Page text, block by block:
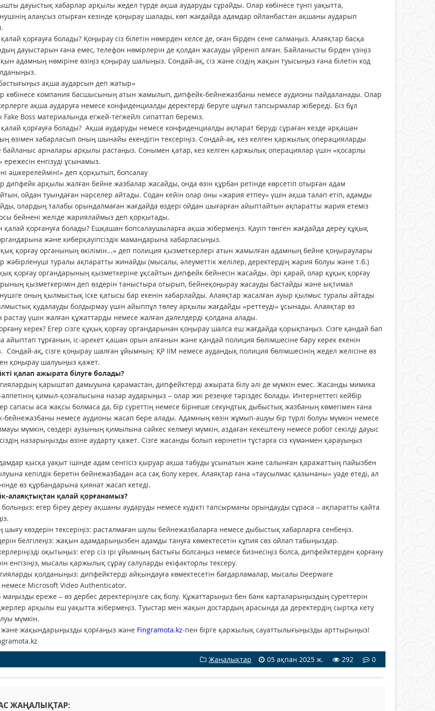
дауыстық хабарлар арқылы жедел түрде ақша аударуды сұрайды. Олар көбінесе түнгі уақытта,
алаңсыз отырған кезінде қоңырау шалады, көп жағдайда адамдар ойланбастан ақшаны аударып
қалай қорғауға болады? Қоңырау сіз білетін нөмірден келсе де, оған бірден сене салмаңыз. Алаяқтар басқа
дауыстарын ғана емес, телефон нөмірлерін де қолдан жасауды үйреніп алған. Байланысты бірден үзіңіз
адамның нөміріне өзіңіз қоңырау шалыңыз. Сондай-ақ, сіз және сіздің жақын туысыңыз ғана білетін код
бастығыңыз ақша аударсын деп жатыр»
көбінесе компания басшысының атын жамылып, дипфейк-бейнежазбаны немесе аудионы пайдаланады. Олар
ақша аударуға немесе конфиденциалды деректерді беруге шұғыл тапсырмалар жібереді. Біз бұл
Boss материалында егжей-тегжейлі сипаттап береміз.
қалай қорғауға болады? Ақша аударуды немесе конфиденциалды ақпарат беруді сұраған кезде әрқашан
өзімен хабарласып оның шынайы екендігін тексеріңіз. Сондай-ақ, кез келген қаржылық операцияларды
байланыс арналары арқылы растаңыз. Сонымен қатар, кез келген қаржылық операциялар үшін «қосарлы
ережесін енгізуді ұсынамыз.
әшкерелеймін!» деп қорқытып, бопсалау
дипфейк арқылы жалған бейне жазбалар жасайды, онда өзін құрбан ретінде көрсетіп отырған адам
ойдан туындаған нәрселер айтады. Содан кейін олар оны «жария етпеу» үшін ақша талап етіп, адамды
олардың талабы орындалмаған жағдайда өздері ойдан шығарған айыптайтын ақпаратты жария етеміз
бейнені желіде жариялаймыз деп қорқытады.
қалай қорғануға болады? Ешқашан бопсалаушыларға ақша жібермеңіз. Қауіп төнген жағдайда дереу құқық
және киберқауіпсіздік мамандарына хабарласыңыз.
қорғау органының өкілімін...» деп полиция қызметкерлері атын жамылған адамның бейне қоңыраулары
жәбірленуші туралы ақпаратты жинайды (мысалы, әлеуметтік желілер, деректердің жария болуы және т.б.)
қорғау органдарының қызметкеріне ұқсайтын дипфейк бейнесін жасайды. Әрі қарай, олар құқық қорғау
қызметкерімін деп өздерін таныстыра отырып, бейнеқоңырау жасауды бастайды және ықтимал
оның қылмыстық іске қатысы бар екенін хабарлайды. Алаяқтар жасалған ауыр қылмыс туралы айтады
қудалауды болдырмау үшін айыппұл төлеу арқылы жағдайды «реттеуді» ұсынады. Алаяқтар өз
растау үшін жалған құжаттарды немесе жалған дәлелдерді қолдана алады.
керек? Егер сізге құқық қорғау органдарынан қоңырау шалса еш жағдайда қорықпаңыз. Сізге қандай бап
айыптап тұрғанын, іс-әрекет қашан орын алғанын және қандай полиция бөлімшесіне бару керек екенін
Сондай-ақ, сізге қоңырау шалған ұйымның: ҚР ІІМ немесе аудандық полиция бөлімшесінің жедел желісіне өз
қоңырау шалуыңыз қажет.
қалап ажырата білуге болады?
қарыштап дамыуына қарамастан, дипфейктерді ажырата білу әлі де мүмкін емес. Жасанды мимика
қимыл-қозғалысына назар аударыңыз – олар жиі резеңке тәріздес болады. Интернеттегі кейбір
сапасы аса жақсы болмаса да, бір суреттің немесе бірнеше секундтық дыбыстық жазбаның көмегімен ғана
бейнежазбаны немесе аудионы жасап бере алады. Адамның көзін жұмып-ашуы бір түрлі болуы мүмкін немесе
мүмкін, сөздері аузының қимылына сәйкес келмеуі мүмкін, аздаған кекештену немесе робот секілді дауыс
назарыңызды өзіне аударту қажет. Сізге жасанды болып көрінетін тұстарға сіз күмәнмен қарауыңыз
қысқа уақыт ішінде адам сенгісіз қыруар ақша табуды ұсынатын және салынған қаражаттың пайызбен
кепілдік беретін бейнежазбадан аса сақ болу керек. Алаяқтар ғана «таусылмас қазынаны» уәде етеді, ал
өз құрбандарына қиянат жасап кетеді.
алаяқтықтан қалай қорғанамыз?
болыңыз: егер біреу дереу ақшаны аударуды немесе күдікті тапсырманы орындауды сұраса – ақпаратты қайта
шығу көздерін тексеріңіз: расталмаған шулы бейнежазбаларға немесе дыбыстық хабарларға сенбеңіз.
белгілеңіз: жақын адамдарыңызбен адамды тануға көмектесетін құпия сөз ойлап табыңыздар.
оқытыңыз: егер сіз ірі ұйымның бастығы болсаңыз немесе бизнесіңіз болса, дипфейктерден қорғану
енгізіңіз, мысалы қаржылық сұрау салуларды екіфакторлы тексеру.
қолданыңыз: дипфейктерді айқындауға көмектесетін бағдарламалар, мысалы Deepware
немесе Microsoft Video Authenticator.
маңызды ереже – өз дербес деректеріңізге сақ болу. Құжаттарыңыз бен банк карталарыңыздың суреттерін
арқылы еш уақытта жібермеңіз. Туыстар мен жақын достардың арасында да деректердің сыртқа кету
мүмкін.
және жақындарыңызды қорғаңыз және Fingramota.kz-пен бірге қаржылық сауаттылығыңызды арттырыңыз!
Жаңалықтар
05 ақпан 2025 ж. 292 0
ЖАҢАЛЫҚТАР: